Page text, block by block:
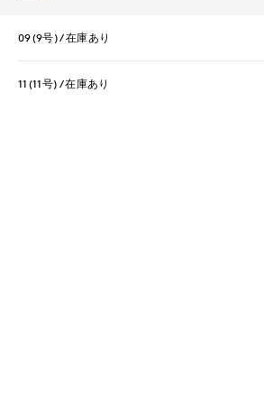
09(9号) 在庫あり
11(11号) 在庫あり